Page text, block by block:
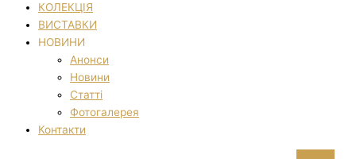
КОЛЕКЦІЯ
ВИСТАВКИ
НОВИНИ
Анонси
Новини
Статті
Фотогалерея
Контакти